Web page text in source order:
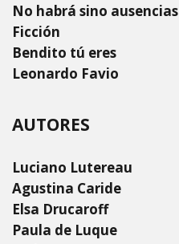
No habrá sino ausencias
Ficción
Bendito tú eres
Leonardo Favio
AUTORES
Luciano Lutereau
Agustina Caride
Elsa Drucaroff
Paula de Luque